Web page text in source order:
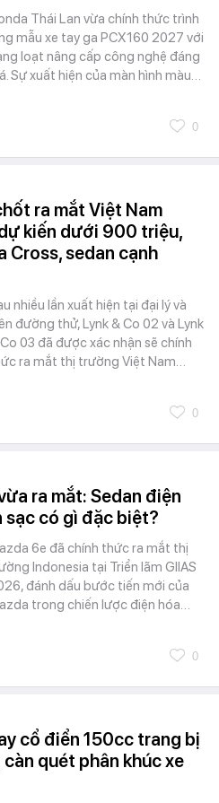
Thái Lan vừa chính thức trình
mẫu xe tay ga PCX160 2027 với
loạt nâng cấp công nghệ đáng
Sự xuất hiện của màn hình màu…
0
ra mắt Việt Nam
kiến dưới 900 triệu,
Cross, sedan cạnh
nhiều lần xuất hiện tại đại lý và
đường thử, Lynk & Co 02 và Lynk
03 đã được xác nhận sẽ chính
ra mắt thị trường Việt Nam…
0
ra mắt: Sedan điện
sạc có gì đặc biệt?
6e đã chính thức ra mắt thị
Indonesia tại Triển lãm GIIAS
đánh dấu bước tiến mới của
trong chiến lược điện hóa…
0
cổ điển 150cc trang bị
càn quét phân khúc xe